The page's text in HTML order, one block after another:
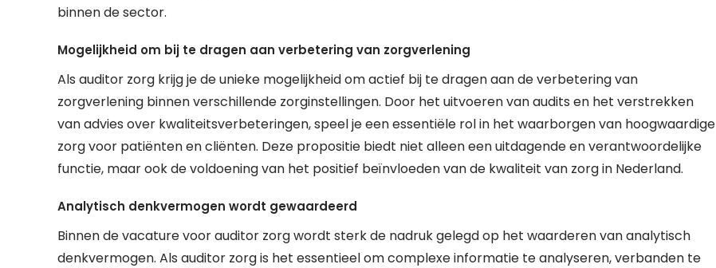
binnen de sector.
Mogelijkheid om bij te dragen aan verbetering van zorgverlening
Als auditor zorg krijg je de unieke mogelijkheid om actief bij te dragen aan de verbetering van
zorgverlening binnen verschillende zorginstellingen. Door het uitvoeren van audits en het verstrekken
van advies over kwaliteitsverbeteringen, speel je een essentiële rol in het waarborgen van hoogwaardige
zorg voor patiënten en cliënten. Deze propositie biedt niet alleen een uitdagende en verantwoordelijke
functie, maar ook de voldoening van het positief beïnvloeden van de kwaliteit van zorg in Nederland.
Analytisch denkvermogen wordt gewaardeerd
Binnen de vacature voor auditor zorg wordt sterk de nadruk gelegd op het waarderen van analytisch
denkvermogen. Als auditor zorg is het essentieel om complexe informatie te analyseren, verbanden te